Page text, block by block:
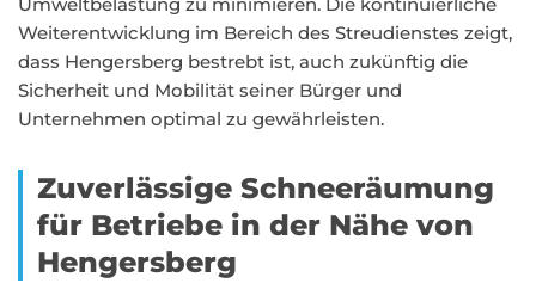
Weiterentwicklung im Bereich des Streudienstes zeigt,
dass Hengersberg bestrebt ist, auch zukünftig die
Sicherheit und Mobilität seiner Bürger und
Unternehmen optimal zu gewährleisten.
Zuverlässige Schneeräumung
für Betriebe in der Nähe von
Hengersberg